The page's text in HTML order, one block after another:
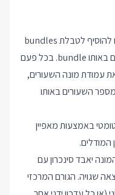
לאחר פרסום הפוסט מספר חברים הציעו להוסיף לטבלת bundles
עמודה חדשה שתכיל את מספר השעורים באותו bundle. בכל פעם
עמודת מונה השעורים,
השעורים באותו
באמצעות מאפיין
יאבד סינכרון עם
שגויה. הגורם המרכזי